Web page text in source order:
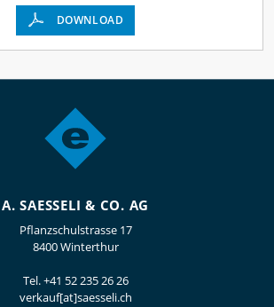
DOWNLOAD
A. SAESSELI & CO. AG
Pflanzschulstrasse 17
8400 Winterthur
Tel.+41 52 235 26 26
verkauf[at]saesseli.ch